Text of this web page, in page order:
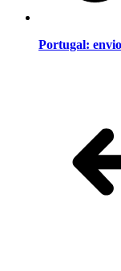
Portugal: